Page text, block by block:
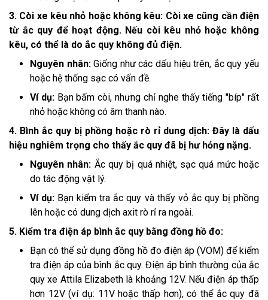
3. Còi xe kêu nhỏ hoặc không kêu: Còi xe cũng cần điện
từ ắc quy để hoạt động. Nếu còi kêu nhỏ hoặc không
kêu, có thể là do ắc quy không đủ điện.
Nguyên nhân:Giống như các dấu hiệu trên, ắc quy yếu
hoặc hệ thống sạc có vấn đề.
Ví dụ: Bạn bấm còi, nhưng chỉ nghe thấy tiếng "bíp" rất
nhỏ hoặc không có âm thanh nào.
4. Bình ắc quy bị phồng hoặc rò rỉ dung dịch: Đây là dấu
hiệu nghiêm trọng cho thấy ắc quy đã bị hư hỏng nặng.
Nguyên nhân: Ắc quy bị quá nhiệt, sạc quá mức hoặc
do tác động vật lý.
Ví dụ: Bạn kiểm tra ắc quy và thấy vỏ ắc quy bị phồng
lên hoặc có dung dịch axit rò rỉ ra ngoài.
5. Kiểm tra điện áp bình ắc quy bằng đồng hồ đo:
Bạn có thể sử dụng đồng hồ đo điện áp (VOM) để kiểm
tra điện áp của bình ắc quy. Điện áp bình thường của ắc
quy xe Attila Elizabeth là khoảng 12V. Nếu điện áp thấp
hơn 12V (ví dụ: 11V hoặc thấp hơn), có thể ắc quy đã